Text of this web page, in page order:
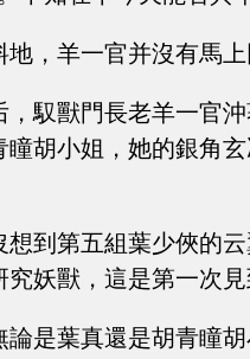
地，羊一官并沒有馬
，馭獸門長老羊一官
瞳胡小姐，她的銀角
想到第五組葉少俠的
究妖獸，這是第一次
論是葉真還是胡青瞳